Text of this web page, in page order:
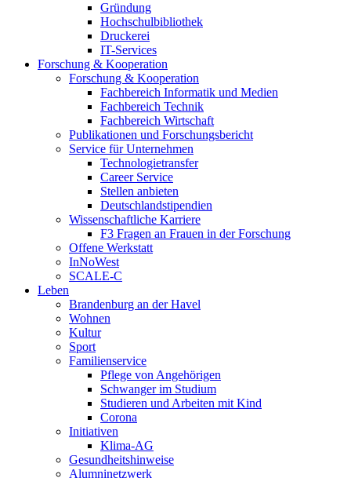
Gründung
Hochschulbibliothek
Druckerei
IT-Services
Forschung & Kooperation
Forschung & Kooperation
Fachbereich Informatik und Medien
Fachbereich Technik
Fachbereich Wirtschaft
Publikationen und Forschungsbericht
Service für Unternehmen
Technologietransfer
Career Service
Stellen anbieten
Deutschlandstipendien
Wissenschaftliche Karriere
F3 Fragen an Frauen in der Forschung
Offene Werkstatt
InNoWest
SCALE-C
Leben
Brandenburg an der Havel
Wohnen
Kultur
Sport
Familienservice
Pflege von Angehörigen
Schwanger im Studium
Studieren und Arbeiten mit Kind
Corona
Initiativen
Klima-AG
Gesundheitshinweise
Alumninetzwerk